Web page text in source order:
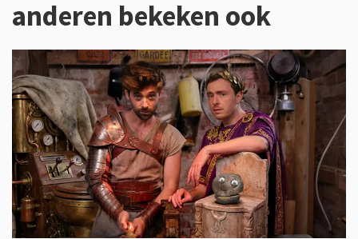
anderen bekeken ook